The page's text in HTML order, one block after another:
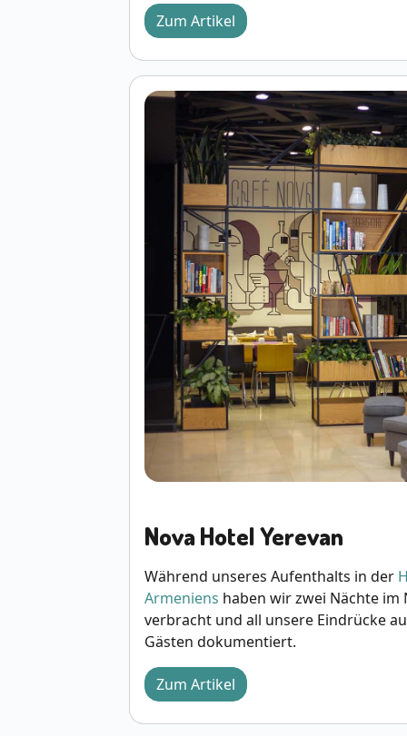
Zum Artikel
Nova Hotel Yerevan
Während unseres Aufenthalts in der
Armeniens haben wir zwei Nächte im
verbracht und all unsere Eindrücke
Gästen dokumentiert.
Zum Artikel